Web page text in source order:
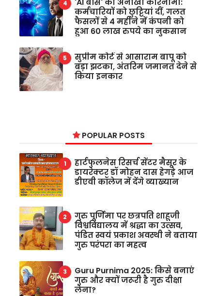
कर्मचारियों को छुट्टियां दीं, गलत
फैसलों से 4 महीने में कंपनी को
हुआ 60 लाख रुपये का नुकसान
सुप्रीम कोर्ट से आसाराम बापू को
बड़ा झटका, अंतरिम जमानत देने से
किया इनकार
POPULAR POSTS
हार्टफुलनेस रिसर्च सेंटर मैसूर के
डायरेक्टर डॉ मोहन दास हेगड़े आज
डीएवी कॉलेज में देंगे व्याख्यान
गुरु पूर्णिमा पर छत्रपति शाहूजी
विश्वविद्यालय में श्रद्धा का उत्सव,
पंडित स्वयं प्रकाश अवस्थी ने बताया
गुरु परंपरा का महत्व
Guru Purnima 2025: किसे बनाएं
गुरु और क्यों जरूरी है गुरु दीक्षा
लेना?